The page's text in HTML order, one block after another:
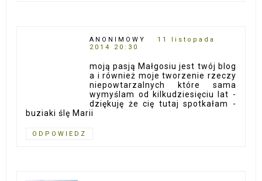
ANONIMOWY
11 listopada
2014 20:30
moją pasją Małgosiu jest twój blog
a i również moje tworzenie rzeczy
niepowtarzalnych które sama
wymyślam od kilkudziesięciu lat -
dziękuję że cię tutaj spotkałam -
buziaki ślę Marii
ODPOWIEDZ